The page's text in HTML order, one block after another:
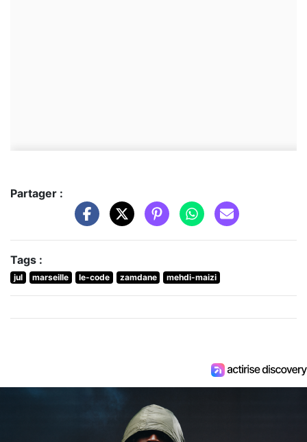
Partager :
Tags :
jul marseille le-code zamdane mehdi-maizi